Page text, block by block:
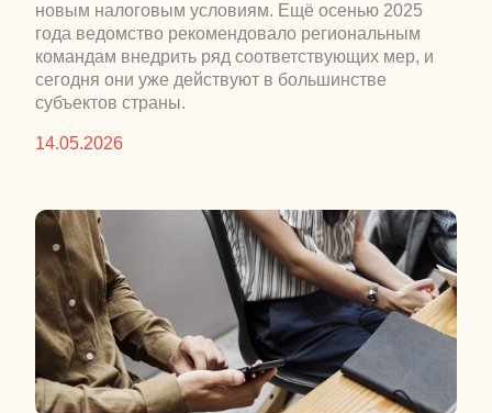
новым налоговым условиям. Ещё осенью 2025
года ведомство рекомендовало региональным
командам внедрить ряд соответствующих мер, и
сегодня они уже действуют в большинстве
субъектов страны.
14.05.2026